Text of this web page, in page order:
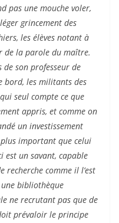
pas une mouche voler,
grincement des
les élèves notant à
de la parole du maître.
de son professeur de
bord, les militants des
seul compte ce que
appris, et comme on
un investissement
important que celui
est un savant, capable
recherche comme il l’est
bibliothèque
ne recrutant pas que de
prévaloir le principe